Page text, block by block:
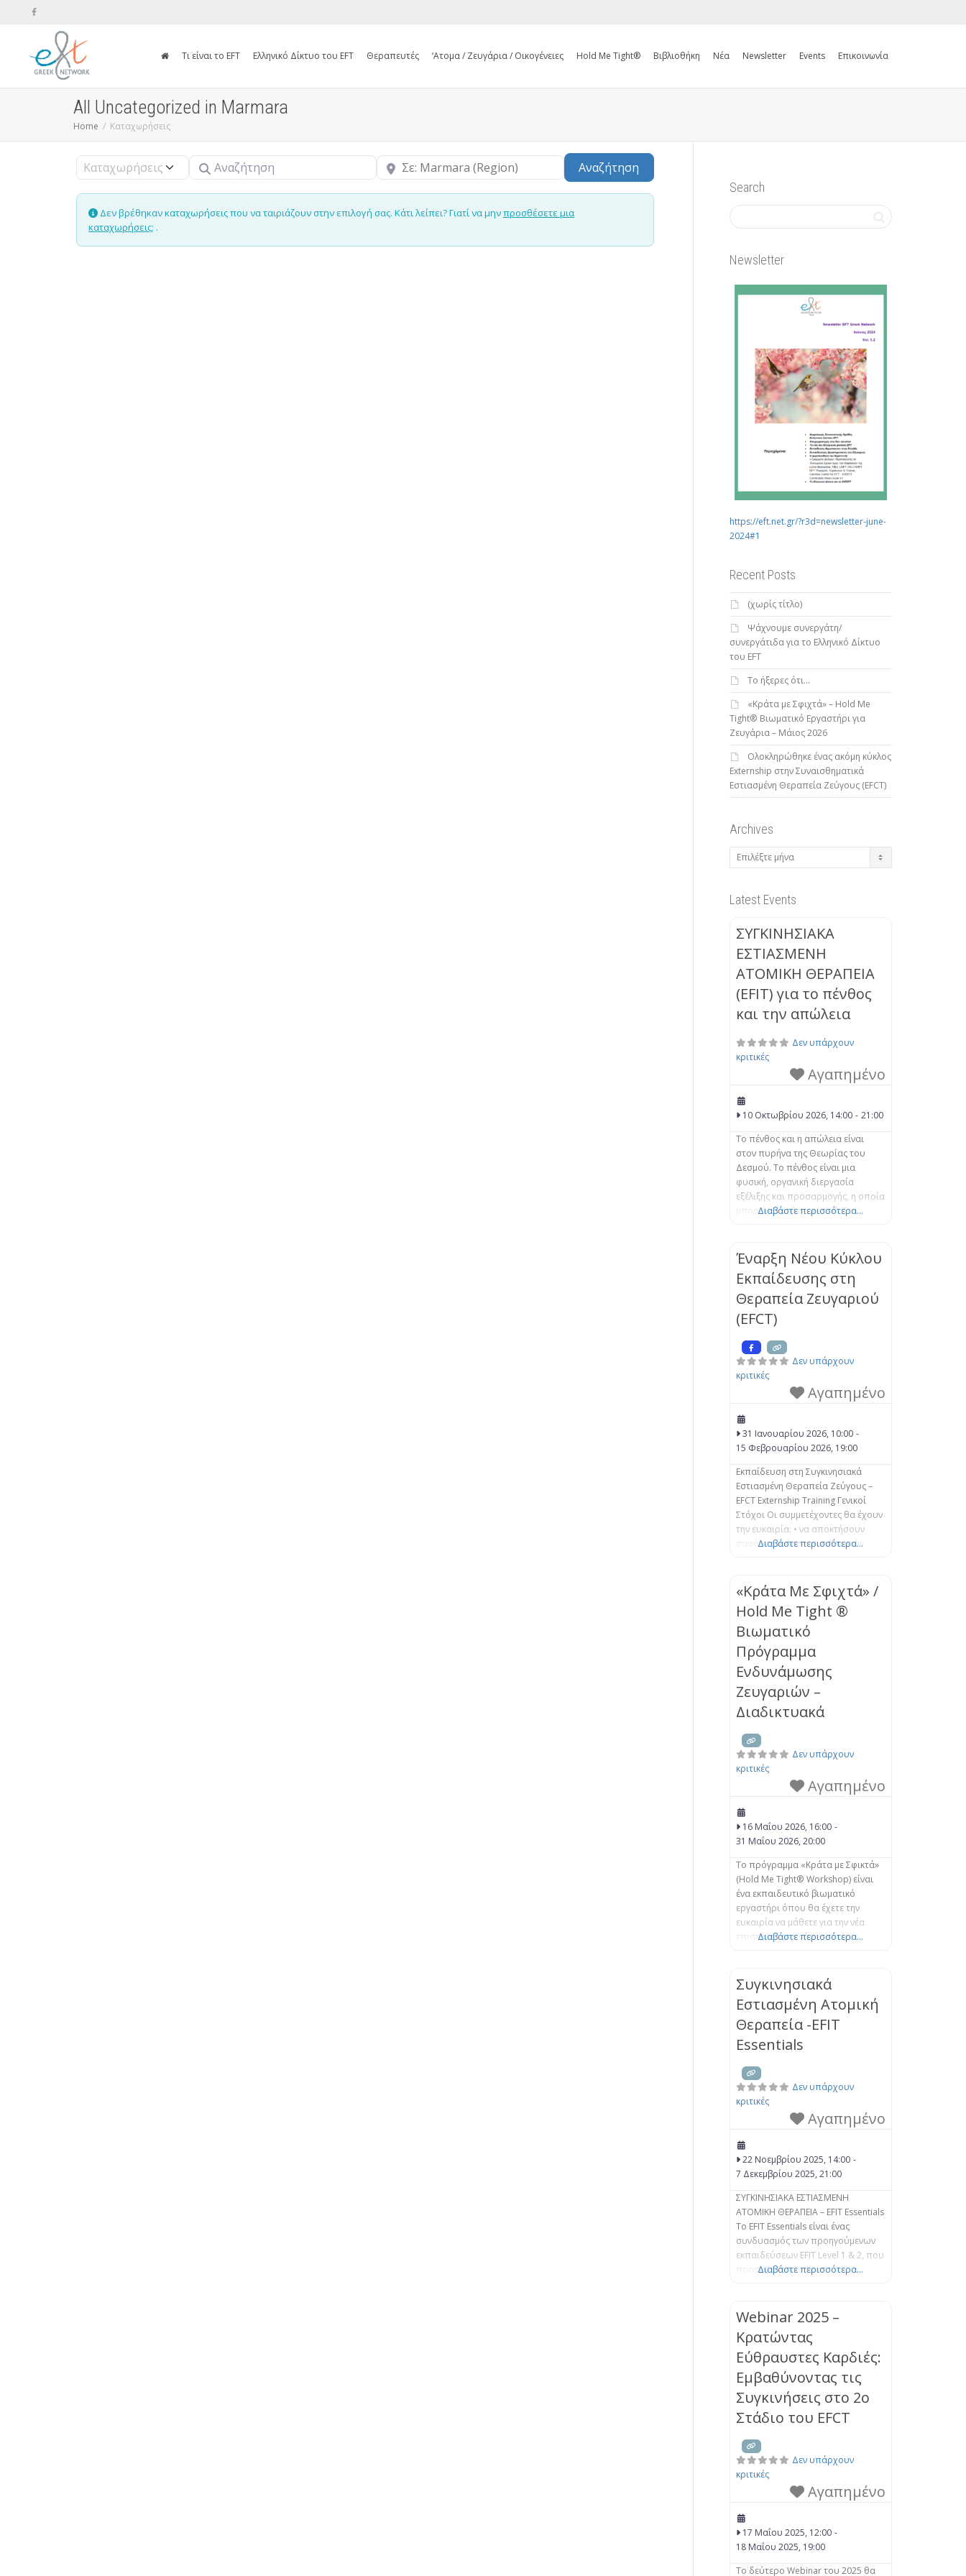
Τι είναι το EFT Ελληνικό Δίκτυο του EFT Θεραπευτές ‘Ατομα / Ζευγάρια / Οικογένειες Hold Me Tight® Βιβλιοθήκη Νέα Newsletter Events Επικοινωνία
All Uncategorized in Marmara
Home Καταχωρήσεις
Select search type Αναζήτηση Κοντά Αναζήτηση
Δεν βρέθηκαν καταχωρήσεις που να ταιριάζουν στην επιλογή σας. Κάτι λείπει? Γιατί να μηνπροσθέσετε μια
καταχωρήσεις; .
Search
Newsletter
https://eft.net.gr/?r3d=newsletter-june-
2024#1
Recent Posts
(χωρίς τίτλο)
Ψάχνουμε συνεργάτη/
συνεργάτιδα για το Ελληνικό Δίκτυο
του EFT
To ήξερες ότι…
«Κράτα με Σφιχτά» – Hold Me
Tight® Βιωματικό Εργαστήρι για
Ζευγάρια – Μάιος 2026
Ολοκληρώθηκε ένας ακόμη κύκλος
Externship στην Συναισθηματικά
Εστιασμένη Θεραπεία Ζεύγους (EFCT)
Archives
Archives
Latest Events
ΣΥΓΚΙΝΗΣΙΑΚΑ
ΕΣΤΙΑΣΜΕΝΗ
ΑΤΟΜΙΚΗ ΘΕΡΑΠΕΙΑ
(EFIT) για το πένθος
και την απώλεια
Δεν υπάρχουν
κριτικές
Αγαπημένο
10 Οκτωβρίου 2026, 14:00 - 21:00
Το πένθος και η απώλεια είναι
στον πυρήνα της Θεωρίας του
Δεσμού. Το πένθος είναι μια
φυσική, οργανική διεργασία
εξέλιξης και προσαρμογής, η οποία
μπορεί να μπλοκαριστεί. Τα
αφήνοντάς το αποσυνδεδεμένο
από τον εαυτό του και τους
άλλους, καθώς και συναισθηματικά
εγκλωβισμένο. Σε αυτό το
μονοήμερο σεμινάριο εξετάζεται ο
τρόπος με τον
Διαβάστε περισσότερα...
Έναρξη Νέου Κύκλου
Εκπαίδευσης στη
Θεραπεία Ζευγαριού
(EFCT)
Δεν υπάρχουν
κριτικές
Αγαπημένο
31 Ιανουαρίου 2026, 10:00 -
15 Φεβρουαρίου 2026, 19:00
Εκπαίδευση στη Συγκινησιακά
Εστιασμένη Θεραπεία Ζεύγους –
EFCT Externship Training Γενικοί
Στόχοι Οι συμμετέχοντες θα έχουν
την ευκαιρία: • να αποκτήσουν
σαφή κατανόηση των βασικών
Προσωποκεντρικής Προσέγγισης
της Συγκινησιακά Εστιασμένης
Θεραπείας για ζευγάρια– EFCT. • να
μπορούν να αντιλαμβάνονται τη
δυσφορία στο ζευγάρι με βάση τη
Θεωρία του Δεσμού και να
βοηθούν τους συντρόφους
Διαβάστε περισσότερα...
«Κράτα Με Σφιχτά» /
Hold Me Tight ®
Βιωματικό
Πρόγραμμα
Ενδυνάμωσης
Ζευγαριών –
Διαδικτυακά
Δεν υπάρχουν
κριτικές
Αγαπημένο
16 Μαΐου 2026, 16:00 -
31 Μαΐου 2026, 20:00
Το πρόγραμμα «Κράτα με Σφικτά»
(Hold Me Tight® Workshop) είναι
ένα εκπαιδευτικό βιωματικό
εργαστήρι όπου θα έχετε την
ευκαιρία να μάθετε για την νέα
επιστήμη της αγάπης και να
μια ουσιαστική σύνδεση με τον/ την
σύντροφό σας. Στο EFT, βοηθάμε
τα ζευγάρια να μάθουν πώς να
αντιμετωπίζουν μαζί τα
συναισθήματά τους, να
προσεγγίζουν
Διαβάστε περισσότερα...
Συγκινησιακά
Εστιασμένη Ατομική
Θεραπεία -EFIT
Essentials
Δεν υπάρχουν
κριτικές
Αγαπημένο
22 Νοεμβρίου 2025, 14:00 -
7 Δεκεμβρίου 2025, 21:00
ΣΥΓΚΙΝΗΣΙΑΚΑ ΕΣΤΙΑΣΜΕΝΗ
ΑΤΟΜΙΚΗ ΘΕΡΑΠΕΙΑ – EFIT Essentials
Το EFIT Essentials είναι ένας
συνδυασμός των προηγούμενων
εκπαιδεύσεων EFIT Level 1 & 2, που
προσφέρεται ως μια
έτσι δομημένη ούτως ώστε να
μια βαθύτερη κατανόηση του
μοντέλου EFIT, όπως αυτό
πλαισιώνεται από την επιστήμη
του Δεσμού. Μέσα από μια μίξη
θεωρητικής
Διαβάστε περισσότερα...
Webinar 2025 –
Κρατώντας
Εύθραυστες Καρδιές:
Εμβαθύνοντας τις
Συγκινήσεις στο 2ο
Στάδιο του EFCT
Δεν υπάρχουν
κριτικές
Αγαπημένο
17 Μαΐου 2025, 12:00 -
18 Μαΐου 2025, 19:00
Το δεύτερο Webinar του 2025 θα